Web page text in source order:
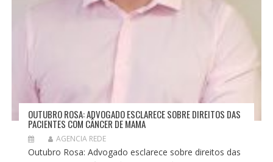
OUTUBRO ROSA: ADVOGADO ESCLARECE SOBRE DIREITOS DAS
PACIENTES COM CÂNCER DE MAMA
AGENCIA REDE
Outubro Rosa: Advogado esclarece sobre direitos das